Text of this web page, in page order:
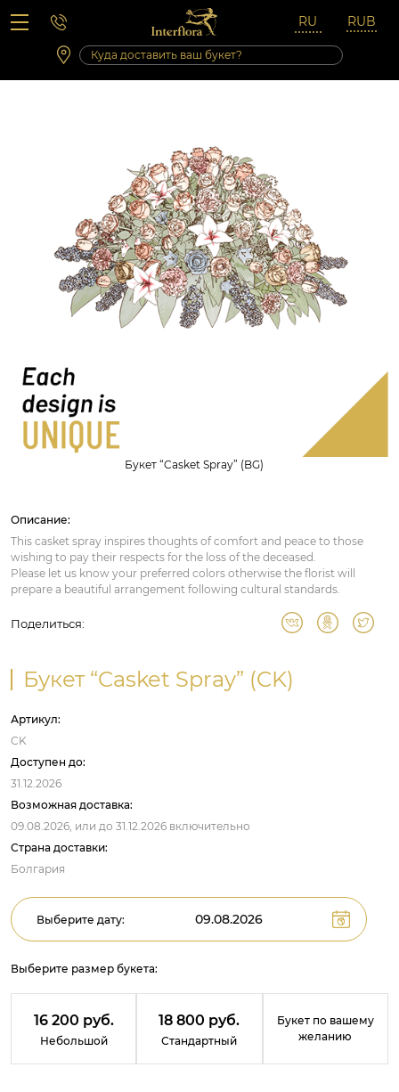
Вопросы-ответы
Сб 10:00 ‐ 14:00
Выходные и праздничные дни
Букет “Casket Spray” (BG)
Описание:
This casket spray inspires thoughts of comfort and peace to those
wishing to pay their respects for the loss of the deceased.
Please let us know your preferred colors otherwise the florist will
prepare a beautiful arrangement following cultural standards.
Поделиться:
Букет “Casket Spray” (CK)
Артикул:
CK
Доступен до:
31.12.2026
Возможная доставка:
09.08.2026, или до 31.12.2026 включительно
Страна доставки:
Болгария
Выберите дату:
Выберите размер букета:
16 200 руб.
Небольшой
18 800 руб.
Стандартный
Букет по вашему
желанию